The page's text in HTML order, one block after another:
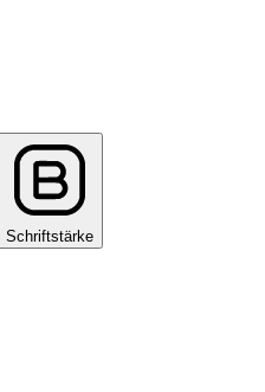
Schriftstärke